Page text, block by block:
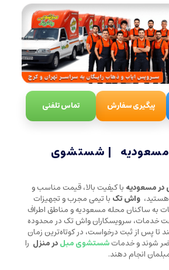
پیگیری سفارش تماس تلفنی
مسعودیه | شستشوی
مسعودیه با کیفیت بالا، قیمت مناسب و
واش تک با تیمی مجرب و تجهیزات
به ساکنان محله مسعودیه و مناطق اطراف
خدمات، سرویسکاران واش تک در محدوده
پس از ثبت درخواست، در کوتاه‌ترین زمان
شوند و خدماتشستشوی مبلدر منزل را
انجام دهند.